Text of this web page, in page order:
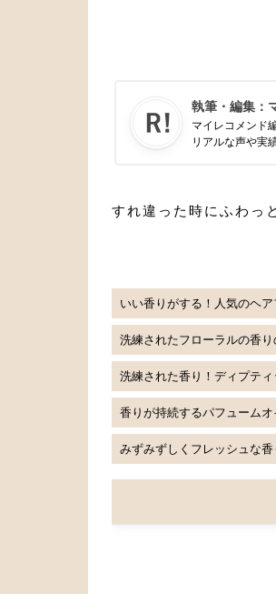
執筆・編集：
マイレコメンド
リアルな声や実
すれ違った時にふわっ
いい香りがする！人気のヘ
洗練されたフローラルの香り
洗練された香り！ディプテ
香りが持続するパフューム
みずみずしくフレッシュな香